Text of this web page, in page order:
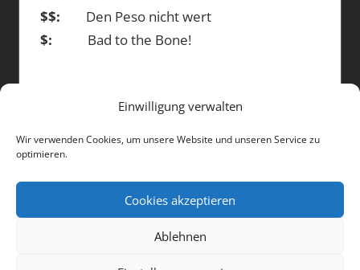
Einwilligung verwalten
Wir verwenden Cookies, um unsere Website und unseren Service zu
optimieren.
Cookies akzeptieren
Ablehnen
$$: Den Peso nicht wert
$: Bad to the Bone!
DIE BEITRÄGE